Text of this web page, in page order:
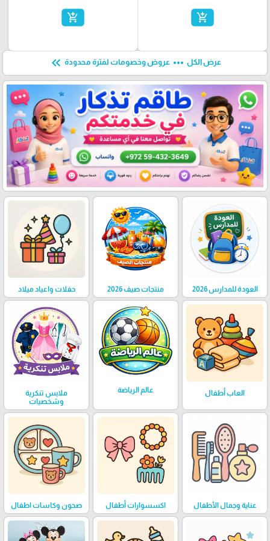
add_shopping_cart
add_shopping_cart
عرض الكل more_horiz عروض وخصومات لفترة محدودة keyboard_double_arrow_left
العودة للمدارس 2026 منتجات صيف 2026 حفلات واعياد ميلاد
العاب أطفال عالم الرياضة
ملابس تنكرية
وشخصيات
عناية وجمال الأطفال اكسسوارات أطفال صحون وكاسات اطفال